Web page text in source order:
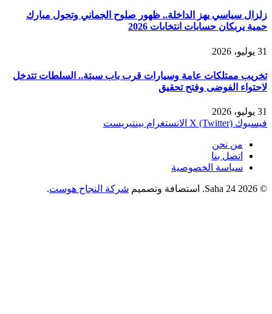
زلزال سياسي يهز الداخلة.. ظهور صلوح الجماني وتحول مبارك
حمية يربكان حسابات انتخابات 2026
31 يوليو، 2026
تخريب ممتلكات عامة وسيارات قرب باب سبتة.. السلطات تتدخل
لاحتواء الفوضى وفتح تحقيق
31 يوليو، 2026
فيسبوك X (Twitter) الانستغرام بينتيريست
من نحن
اتصل بنا
سياسة الخصوصية
© 2026 Saha 24. استضافة وتصميم شركة النجاح هوست.